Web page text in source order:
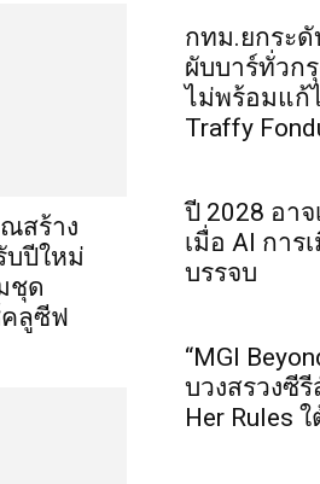
สร้าง
บปีใหม่
ชุด
คลูซีฟ
กทม.ยกระ
ผับบาร์ทั่วก
ไม่พร้อมแก้
Traffy
ปี 2028 อา
เมื่อ AI การ
บรรจบ
“MGI
บวงสรวงซีรี
Her Rules